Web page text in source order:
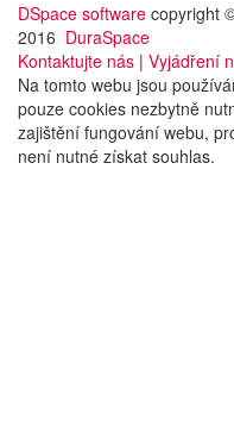
DSpace software copyright
2016 DuraSpace
Kontaktujte nás | Vyjádření
Na tomto webu jsou
pouze cookies nezbytně
zajištění fungování webu,
není nutné získat souhlas.